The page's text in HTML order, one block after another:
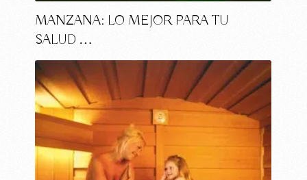
MANZANA: LO MEJOR PARA TU
SALUD …